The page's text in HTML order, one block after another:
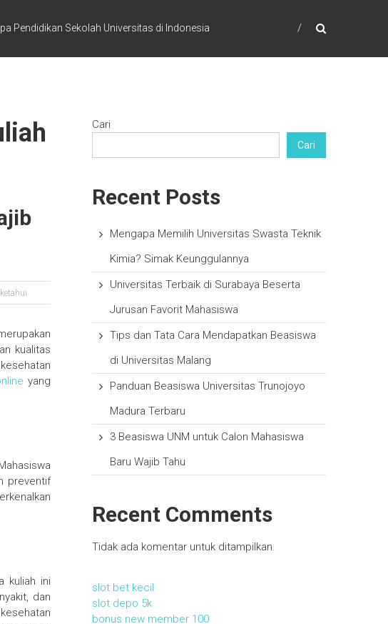
Pendidikan Sekolah Universitas di Indonesia
kualitas
yang
preventif
kuliah ini
dan
Cari
Cari
Recent Posts
Mengapa Memilih Universitas Swasta Teknik
Kimia? Simak Keunggulannya
Universitas Terbaik di Surabaya Beserta
Jurusan Favorit Mahasiswa
Tips dan Tata Cara Mendapatkan Beasiswa
di Universitas Malang
Panduan Beasiswa Universitas Trunojoyo
Madura Terbaru
3 Beasiswa UNM untuk Calon Mahasiswa
Baru Wajib Tahu
Recent Comments
Tidak ada komentar untuk ditampilkan.
slot bet kecil
slot depo 5k
bonus new member 100